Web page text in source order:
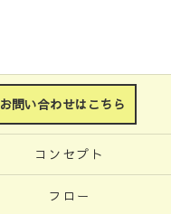
お問い合わせはこちら
コンセプト
フロー